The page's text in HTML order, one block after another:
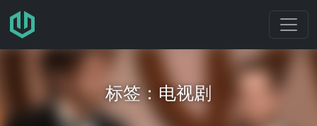
跳转至主要内容
标签：电视剧